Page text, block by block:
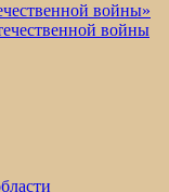
войны»
войны